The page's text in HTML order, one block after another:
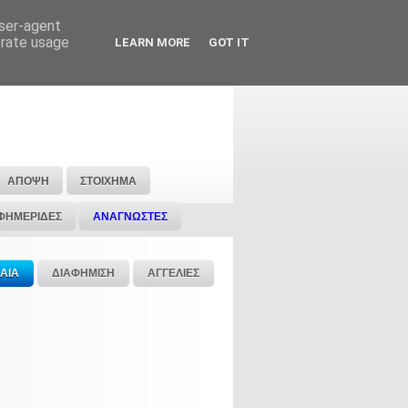
ΑΠΟΨΗ ΣΤΟΙΧΗΜΑ
ΑΝΑΓΝΩΣΤΕΣ
ΔΙΑΦΗΜΙΣΗ ΑΓΓΕΛΙΕΣ
agent
usage
LEARN MORE GOT IT